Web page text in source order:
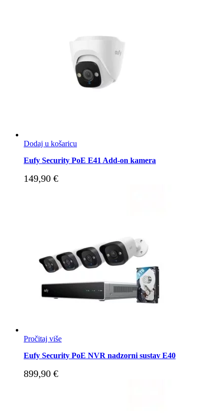
Dodaj u košaricu
Eufy Security PoE E41 Add-on kamera
149,90 €
Pročitaj više
Eufy Security PoE NVR nadzorni sustav E40
899,90 €